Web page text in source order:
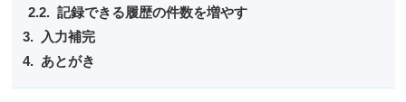
記録できる履歴の件数を増やす
入力補完
あとがき